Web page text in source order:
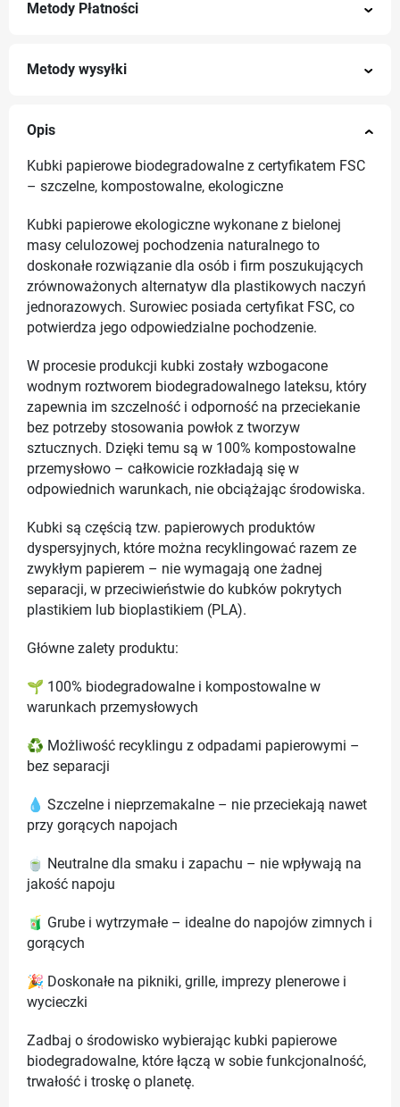
Metody Płatności
Metody wysyłki
Opis
Kubki papierowe biodegradowalne z certyfikatem FSC
– szczelne, kompostowalne, ekologiczne
Kubki papierowe ekologiczne wykonane z bielonej
masy celulozowej pochodzenia naturalnego to
doskonałe rozwiązanie dla osób i firm poszukujących
zrównoważonych alternatyw dla plastikowych naczyń
jednorazowych. Surowiec posiada certyfikat FSC, co
potwierdza jego odpowiedzialne pochodzenie.
W procesie produkcji kubki zostały wzbogacone
wodnym roztworem biodegradowalnego lateksu, który
zapewnia im szczelność i odporność na przeciekanie
bez potrzeby stosowania powłok z tworzyw
sztucznych. Dzięki temu są w 100% kompostowalne
przemysłowo – całkowicie rozkładają się w
odpowiednich warunkach, nie obciążając środowiska.
Kubki są częścią tzw. papierowych produktów
dyspersyjnych, które można recyklingować razem ze
zwykłym papierem – nie wymagają one żadnej
separacji, w przeciwieństwie do kubków pokrytych
plastikiem lub bioplastikiem (PLA).
Główne zalety produktu:
🌱 100% biodegradowalne i kompostowalne w
warunkach przemysłowych
♻️ Możliwość recyklingu z odpadami papierowymi –
bez separacji
💧 Szczelne i nieprzemakalne – nie przeciekają nawet
przy gorących napojach
🍵 Neutralne dla smaku i zapachu – nie wpływają na
jakość napoju
🧃 Grube i wytrzymałe – idealne do napojów zimnych i
gorących
🎉 Doskonałe na pikniki, grille, imprezy plenerowe i
wycieczki
Zadbaj o środowisko wybierając kubki papierowe
biodegradowalne, które łączą w sobie funkcjonalność,
trwałość i troskę o planetę.